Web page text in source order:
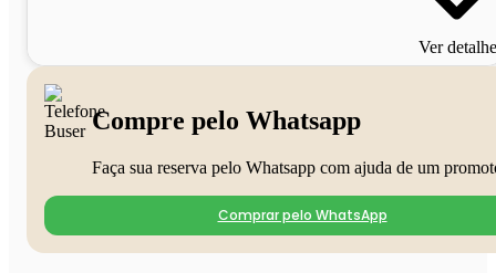
Ver
Compre pelo Whatsapp
Faça sua reserva pelo Whatsapp com ajuda de um
Comprar pelo WhatsApp